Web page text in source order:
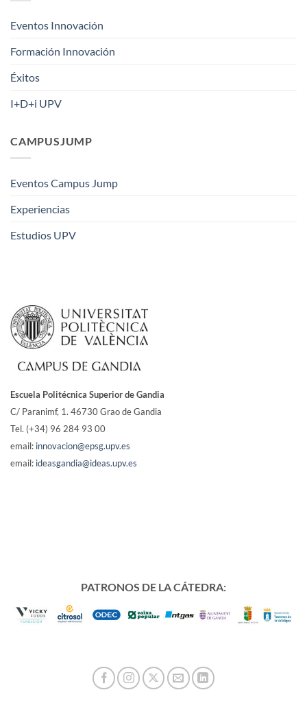
Eventos Innovación
Formación Innovación
Éxitos
I+D+i UPV
CAMPUSJUMP
Eventos Campus Jump
Experiencias
Estudios UPV
Escuela Politécnica Superior de Gandia
C/ Paranimf, 1. 46730 Grao de Gandia
Tel. (+34) 96 284 93 00
email: innovacion@epsg.upv.es
email: ideasgandia@ideas.upv.es
PATRONOS DE LA CÁTEDRA: